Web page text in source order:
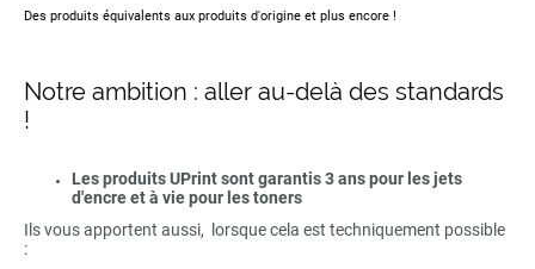
Des produits équivalents aux produits d'origine et plus encore !
Notre ambition : aller au-delà des standards
!
Les produits UPrint sont garantis 3 ans pour les jets
d'encre et à vie pour les toners
Ils vous apportent aussi, lorsque cela est techniquement possible
: